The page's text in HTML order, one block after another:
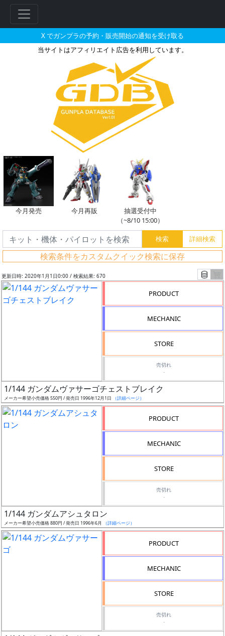
X でガンプラの予約・販売開始の通知を受け取る
当サイトはアフィリエイト広告を利用しています。
1/144 ガンダムヴァサーゴチェ
今月発売 今月再販
抽選受付中
（~8/10 15:00）
検索条件をカスタムクイック検索に保存
フ
リ
ー
ワ
グ
レ
ー
ド
ル
更新日時: 2020年1月1日0:00 / 検索結果: 670
PRODUCT
MECHANIC
STORE
売切れ
-
1/144 ガンダムヴァサーゴチェストブレイク
メーカー希望小売価格 550円 / 発売日 1996年12月1日 （詳細ページ）
PRODUCT
MECHANIC
STORE
売切れ
-
1/144 ガンダムアシュタロン
メーカー希望小売価格 880円 / 発売日 1996年6月 （詳細ページ）
PRODUCT
MECHANIC
STORE
売切れ
-